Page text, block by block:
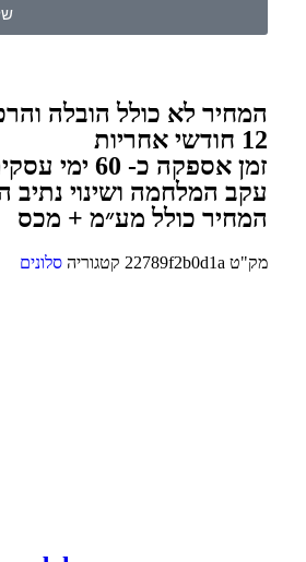
המחיר לא כולל הובלה
12 חודשי אחריות
זמן אספקה כ- 60 ימי עסקים
עקב המלחמה ושינוי נתיב
המחיר כולל מע״מ + מכס
מק"ט 22789f2b0d1a קטגוריה סלונים